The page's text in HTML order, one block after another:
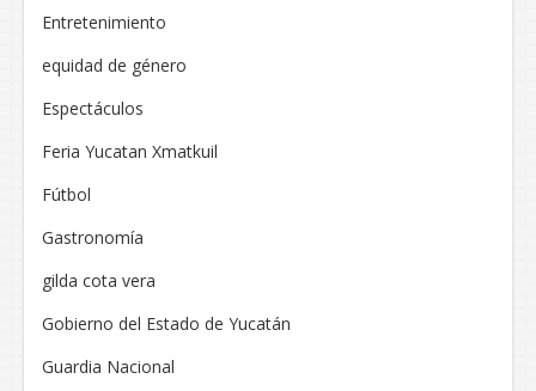
Entretenimiento
equidad de género
Espectáculos
Feria Yucatan Xmatkuil
Fútbol
Gastronomía
gilda cota vera
Gobierno del Estado de Yucatán
Guardia Nacional